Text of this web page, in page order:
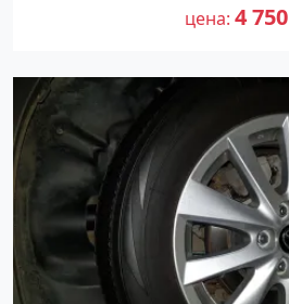
цена 4 750